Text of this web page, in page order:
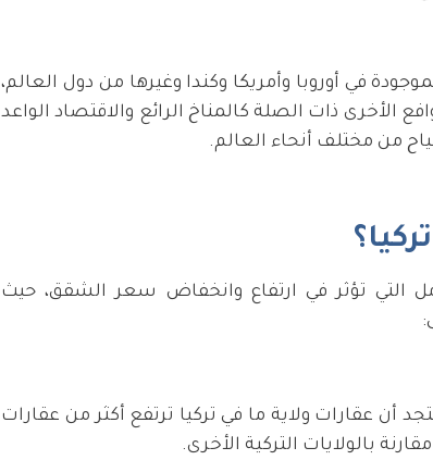
في أوروبا وأمريكا وكندا وغيرها من دول العالم،
الأخرى ذات الصلة كالمناخ الرائع والاقتصاد الواعد
من مختلف أنحاء العالم.
التي تؤثر في ارتفاع وانخفاض سعر الشقق، حيث
عقارات ولاية ما في تركيا ترتفع أكثر من عقارات
بالولايات التركية الأخرى.